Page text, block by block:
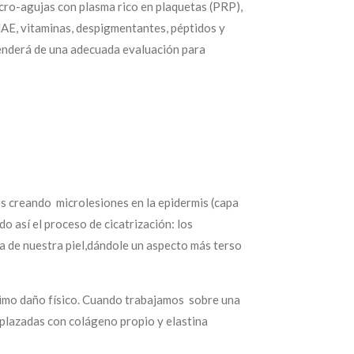
agujas con plasma rico en plaquetas (PRP),
vitaminas, despigmentantes, péptidos y
de una adecuada evaluación para
creando microlesiones en la epidermis (capa
así el proceso de cicatrización: los
nuestra piel,dándole un aspecto más terso
daño físico. Cuando trabajamos sobre una
con colágeno propio y elastina